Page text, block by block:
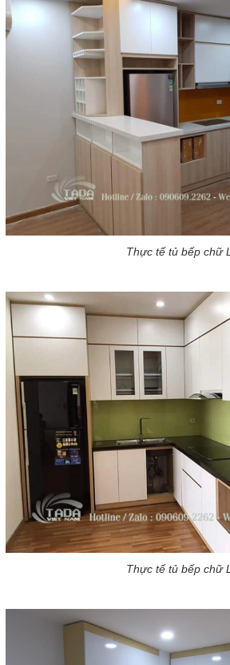
Thực tế tủ bếp chữ L
Thực tế tủ bếp chữ L